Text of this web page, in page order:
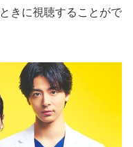
きに視聴することがで